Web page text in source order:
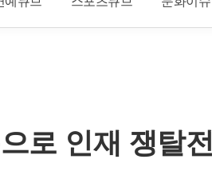
로 인재 쟁탈전